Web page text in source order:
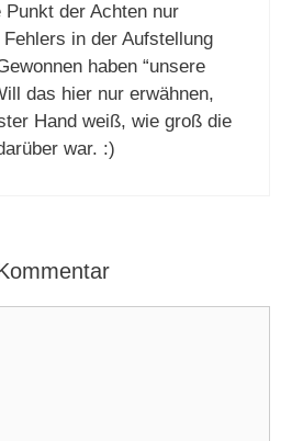
Punkt der Achten nur
in der Aufstellung
haben “unsere
das hier nur erwähnen,
Hand weiß, wie groß die
war. :)